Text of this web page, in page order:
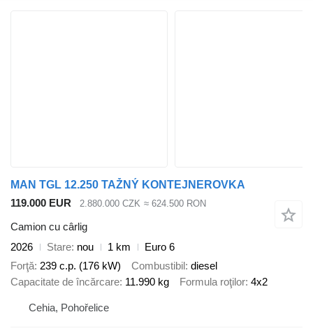
MAN TGL 12.250 TAŽNÝ KONTEJNEROVKA
119.000 EUR
2.880.000 CZK ≈ 624.500 RON
Camion cu cârlig
2026
Stare nou 1 km
Euro 6
Forţă 239 c.p. (176 kW) Combustibil diesel
Capacitate de încărcare 11.990 kg Formula roţilor 4x2
Cehia, Pohořelice